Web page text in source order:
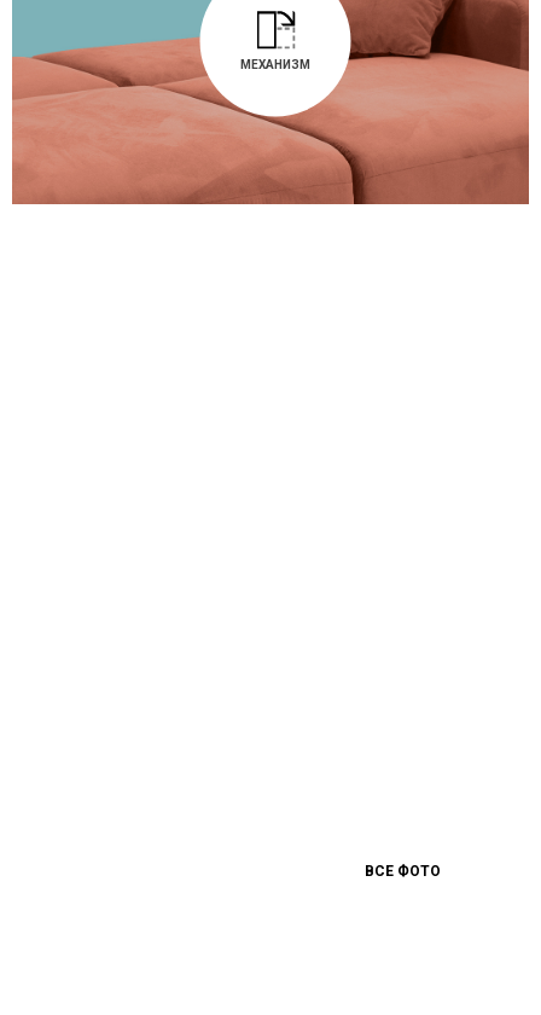
МЕХАНИЗМ
ВСЕ ФОТО